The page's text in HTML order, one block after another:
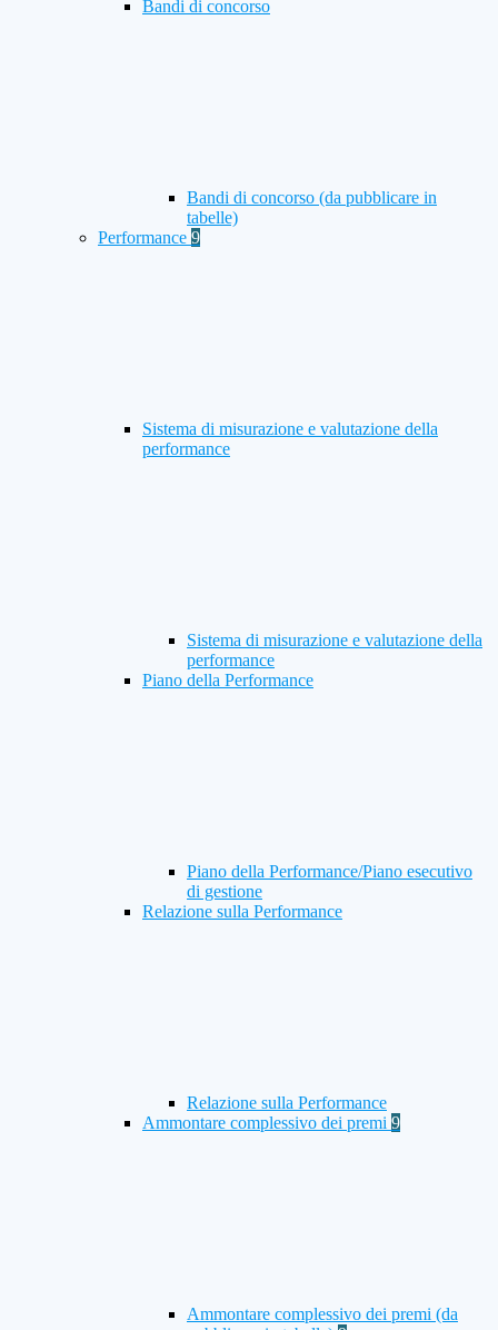
Bandi di concorso
Bandi di concorso (da pubblicare in
tabelle)
Performance 9
Sistema di misurazione e valutazione della
performance
Sistema di misurazione e valutazione della
performance
Piano della Performance
Piano della Performance/Piano esecutivo
di gestione
Relazione sulla Performance
Relazione sulla Performance
Ammontare complessivo dei premi 9
Ammontare complessivo dei premi (da